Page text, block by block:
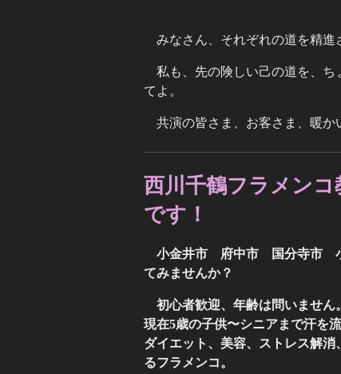
みなさん、それぞれの道を精
私も、先の険しい己の道を、
てよ。
共演の皆さま、お客さま、暖
西川千鶴フラメンコ
です！
小金井市 府中市 国分寺市
てみませんか？
初心者歓迎、年齢は問いません。
現在5歳の子供〜シニアまで汗を流
ダイエット、美容、ストレス解
るフラメンコ。